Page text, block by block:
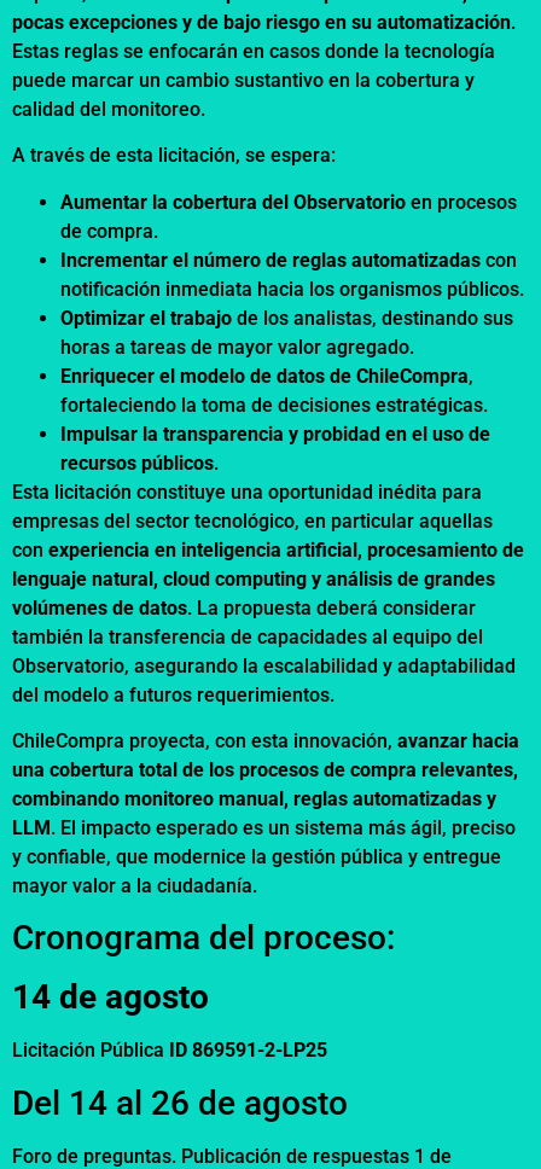
pocas excepciones y de bajo riesgo en su automatización.
Estas reglas se enfocarán en casos donde la tecnología
puede marcar un cambio sustantivo en la cobertura y
calidad del monitoreo.
A través de esta licitación, se espera:
Aumentar la cobertura del Observatorio en procesos
de compra.
Incrementar el número de reglas automatizadas con
notificación inmediata hacia los organismos públicos.
Optimizar el trabajo de los analistas, destinando sus
horas a tareas de mayor valor agregado.
Enriquecer el modelo de datos de ChileCompra,
fortaleciendo la toma de decisiones estratégicas.
Impulsar la transparencia y probidad en el uso de
recursos públicos.
Esta licitación constituye una oportunidad inédita para
empresas del sector tecnológico, en particular aquellas
con experiencia en inteligencia artificial, procesamiento de
lenguaje natural, cloud computing y análisis de grandes
volúmenes de datos. La propuesta deberá considerar
también la transferencia de capacidades al equipo del
Observatorio, asegurando la escalabilidad y adaptabilidad
del modelo a futuros requerimientos.
ChileCompra proyecta, con esta innovación, avanzar hacia
una cobertura total de los procesos de compra relevantes,
combinando monitoreo manual, reglas automatizadas y
LLM. El impacto esperado es un sistema más ágil, preciso
y confiable, que modernice la gestión pública y entregue
mayor valor a la ciudadanía.
Cronograma del proceso:
14 de agosto
Licitación Pública ID 869591-2-LP25
Del 14 al 26 de agosto
Foro de preguntas. Publicación de respuestas 1 de